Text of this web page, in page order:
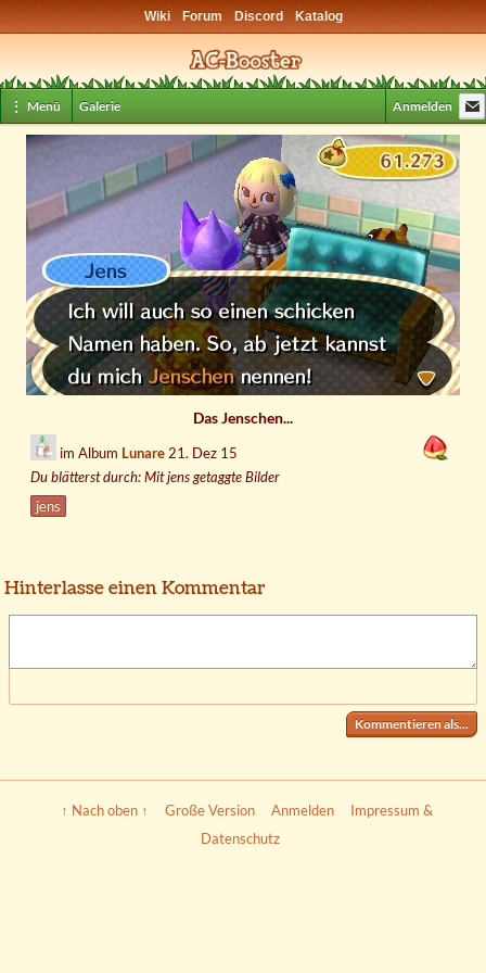
Wiki Forum Discord Katalog
⋮ Menü Galerie Anmelden
Das Jenschen...
im Album Lunare 21. Dez 15
Du blätterst durch: Mit jens getaggte Bilder
jens
Hinterlasse einen Kommentar
Kommentieren als...
↑ Nach oben ↑ Große Version Anmelden
Impressum &
Datenschutz